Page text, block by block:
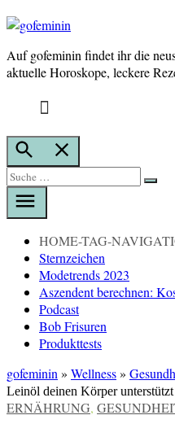
gofeminin
Auf gofeminin findet ihr die
aktuelle Horoskope, leckere
Suche
öffnen
Suche
nach:
Suche
HOME-TAG-
Sternzeichen
Modetrends 2023
Aszendent berechnen:
Podcast
Bob Frisuren
Produkttests
gofeminin » Wellness»
Leinöl deinen Körper unterstützt
VERÖFFENTLICHT
ERNÄHRUNG,